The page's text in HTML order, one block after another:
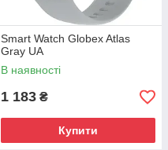
Smart Watch Globex Atlas
Gray UA
В наявності
1 183 ₴
Купити